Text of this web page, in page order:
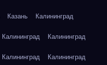
Казань Калининград
Калининград Калининград
Калининград Калининград